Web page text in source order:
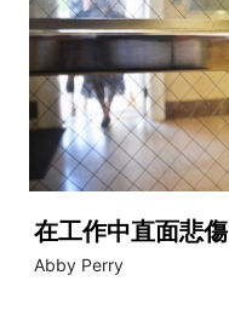
在工作中直面悲傷
Abby Perry